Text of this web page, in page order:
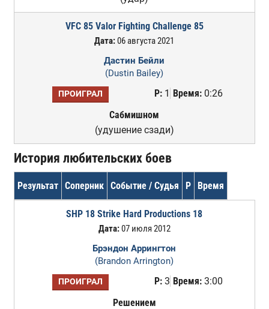
VFC 85 Valor Fighting Challenge 85
Дата:06 августа 2021
Дастин Бейли
(Dustin Bailey)
ПРОИГРАЛ Р:1 Время:0:26
Сабмишном
(удушение сзади)
История любительских боев
Результат Соперник Событие / Судья Р Время
SHP 18 Strike Hard Productions 18
Дата:07 июля 2012
Брэндон Аррингтон
(Brandon Arrington)
ПРОИГРАЛ Р:3 Время:3:00
Решением